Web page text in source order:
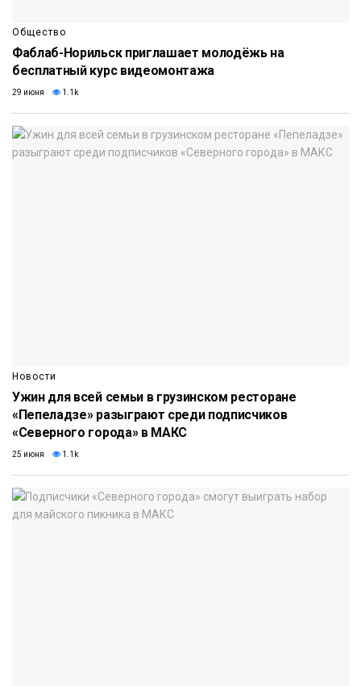
Общество
Фаблаб-Норильск приглашает молодёжь на
бесплатный курс видеомонтажа
29 июня 1.1k
Новости
Ужин для всей семьи в грузинском ресторане
«Пепеладзе» разыграют среди подписчиков
«Северного города» в МАКС
25 июня 1.1k